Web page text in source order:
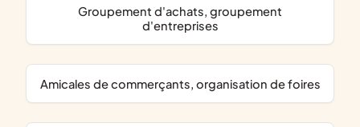
groupement d'achats, groupement
d'entreprises
amicales de commerçants, organisation de foires